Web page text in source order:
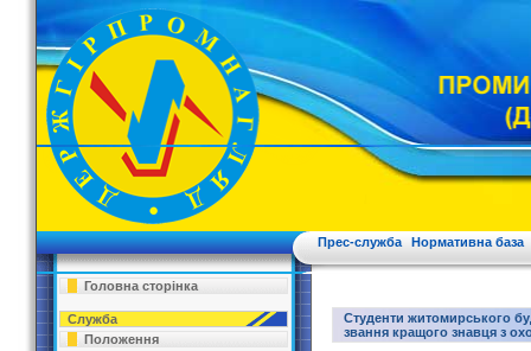
Прес-служба Нормативна база
Головна сторінка
Служба
Положення
Студенти житомирського
звання кращого знавця з